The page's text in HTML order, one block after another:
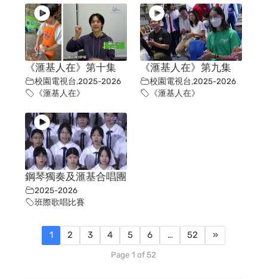
《滙基人在》第十集
校園電視台,2025-2026
《滙基人在》
《滙基人在》第九集
校園電視台,2025-2026
《滙基人在》
鋼琴獨奏及滙基合唱團
2025-2026
班際歌唱比賽
1 2 3 4 5 6 … 52 »
Page 1 of 52